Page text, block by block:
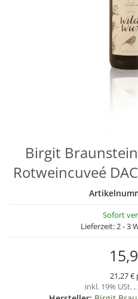
Birgit
Rotweincuveé
Sofort
Lieferzeit:2 - 3
21,27 €
inkl. 19% USt. ,